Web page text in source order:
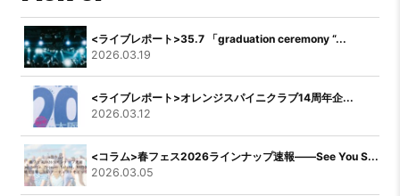
<ライブレポート>35.7 「graduation ceremony “...
2026.03.19
<ライブレポート>オレンジスパイニクラブ14周年企...
2026.03.12
<コラム>春フェス2026ラインナップ速報――See You S...
2026.03.05